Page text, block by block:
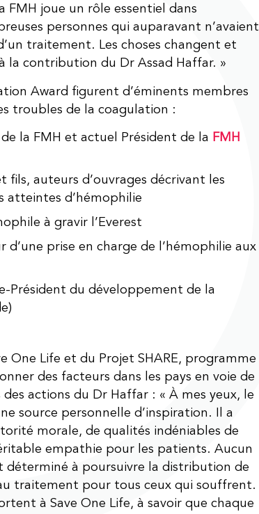
FMH joue un rôle essentiel dans
personnes qui auparavant n’avaient
traitement. Les choses changent et
la contribution du Dr Assad Haffar. »
Award figurent d’éminents membres
troubles de la coagulation :
la FMH et actuel Président de la FMH
fils, auteurs d’ouvrages décrivant les
atteintes d’hémophilie
à gravir l’Everest
d’une prise en charge de l’hémophilie aux
Président du développement de la
One Life et du Projet SHARE, programme
des facteurs dans les pays en voie de
actions du Dr Haffar : « À mes yeux, le
source personnelle d’inspiration. Il a
morale, de qualités indéniables de
empathie pour les patients. Aucun
déterminé à poursuivre la distribution de
traitement pour tous ceux qui souffrent.
à Save One Life, à savoir que chaque